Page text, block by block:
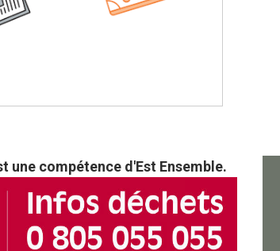
une compétence d'Est Ensemble.